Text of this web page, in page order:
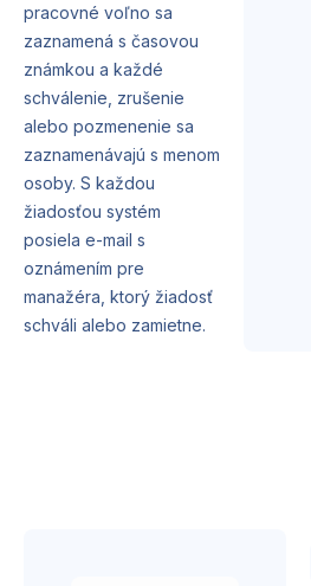
pracovné voľno sa
zaznamená s časovou
známkou a každé
schválenie, zrušenie
alebo pozmenenie sa
zaznamenávajú s menom
osoby. S každou
žiadosťou systém
posiela e-mail s
oznámením pre
manažéra, ktorý žiadosť
schváli alebo zamietne.